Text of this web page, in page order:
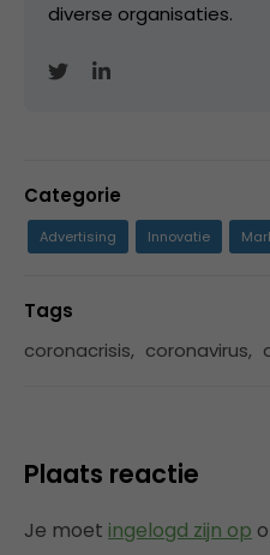
diverse organisaties.
Categorie
Advertising Innovatie
Tags
coronacrisis, coronavirus,
Plaats reactie
Je moet ingelogd zijn op